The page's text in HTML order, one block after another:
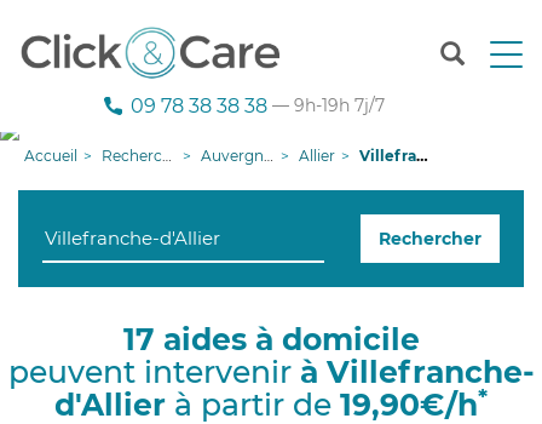
T
n
g
i
09 78 38 38 38 — 9h-19h 7j/7
Accueil Recherche aide à domicile Auvergne-Rhône-Alpes Allier Villefranche-d'Allier
Rechercher
17 aides à domicile
peuvent intervenir à Villefranche-
d'Allier à partir de 19,90€/h*